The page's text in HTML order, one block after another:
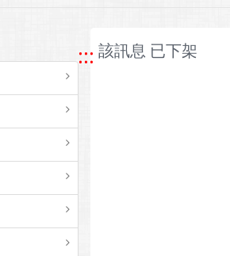
::: 該訊息 已下架